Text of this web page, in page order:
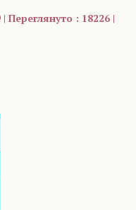
Переглянуто : 18226 |